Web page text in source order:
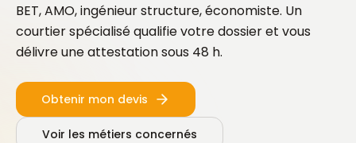
BET, AMO, ingénieur structure, économiste. Un
courtier spécialisé qualifie votre dossier et vous
délivre une attestation sous 48 h.
Obtenir mon devis
Voir les métiers concernés